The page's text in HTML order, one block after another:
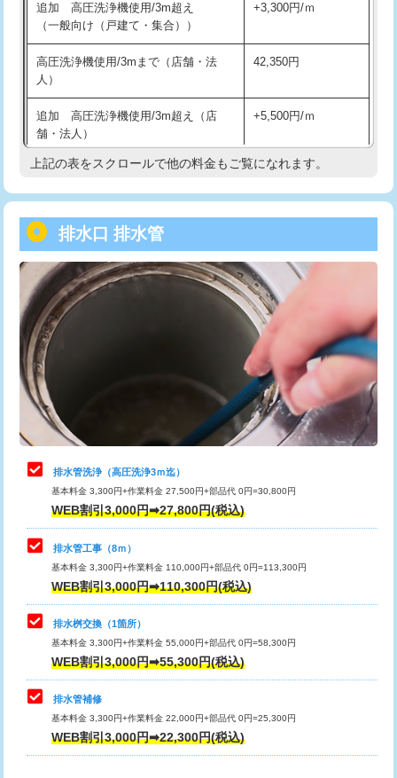
※給水管工事は20mmまでの価格です。
給水管工事※（支持金具設置) 5,500円
給水管工事※（保温材使用（バンド止
め込み）)
5,500円
給水管工事※（土の掘削・埋め戻し作
業)
11,000円
給水管工事※（塩ビ管（VP・HI）使
用/3ｍまで)
用（追加）/3ｍ超え)
給水管工事※（ライニング鋼管・銅
管・ポリ管・HT管使用/3ｍまで)
44,000円
給水管工事※（ライニング鋼管・銅
管・ポリ管・HT管使用/3ｍ超え)
+8,800円
排水管工事（土の掘削・埋め戻し作
業）
11,000円~
排水管工事（排水管工事/3ｍまで） 55,000円
排水管工事（追加 排水管工事/3ｍ超
え）
マス交換（土の掘削・埋め戻し作業）
マス交換（深さ50㎝未満）
マス交換（深さ50㎝以上）
コンクリート斫り（厚さ10㎝まで）
コンクリート斫り（厚さ10㎝超え）
モルタル補修（厚さ10㎝まで）
モルタル補修（厚さ10㎝超え）
追加 高圧洗浄機使用/3m超え
（一般向け（戸建て・集合））
+3,300円/ｍ
高圧洗浄機使用/3mまで（店舗・法
人）
42,350円
追加 高圧洗浄機使用/3m超え（店
舗・法人）
+5,500円/ｍ
高度高圧洗浄換 現地調査
トーラー機使用/3mまで
追加トーラー機使用/3m超え +3,300円
カメラ調査 33,000円
桝清掃 8,800円
止水・漏水調査・防水処理・清掃・修
理・調整・分解・加工など（軽作業）
11,000円
止水・漏水調査・防水処理・清掃・修
理・調整・分解・加工など（中作業）
22,000円
止水・漏水調査・防水処理・清掃・修
理・調整・分解・加工など（重作業）
33,000円
その他部品の脱着
交換・取付（タンク）
交換・取付(単水栓（壁付・デッキ
式）)
交換・取付(混合水栓（壁付・デッキ
式・ワンホール）)
16,500円+材料費
交換・取付(排水栓・排水トラップ
上記の表をスクロールで他の料金もご覧になれます。
排水口 排水管
排水管洗浄（高圧洗浄3ｍ迄）
基本料金 3,300円+作業料金 27,500円+部品代 0円=30,800円
WEB割引3,000円➡27,800円(税込)
排水管工事（8ｍ）
基本料金 3,300円+作業料金 110,000円+部品代 0円=113,300円
WEB割引3,000円➡110,300円(税込)
排水桝交換（1箇所）
基本料金 3,300円+作業料金 55,000円+部品代 0円=58,300円
WEB割引3,000円➡55,300円(税込)
排水管補修
基本料金 3,300円+作業料金 22,000円+部品代 0円=25,300円
WEB割引3,000円➡22,300円(税込)